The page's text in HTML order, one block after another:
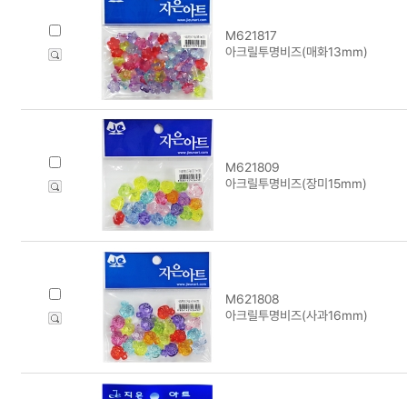
M621817
아크릴투명비즈(매화13mm)
M621809
아크릴투명비즈(장미15mm)
M621808
아크릴투명비즈(사과16mm)